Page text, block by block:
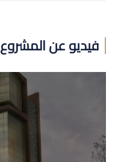
فيديو عن المشروع